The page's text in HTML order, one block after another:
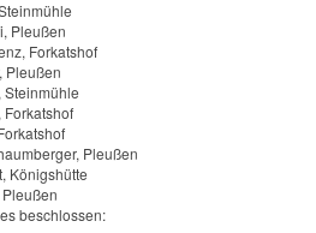
Pleußen
Forkatshof
Pleußen
Steinmühle
Forkatshof
Pleußen
Königshütte
beschlossen: